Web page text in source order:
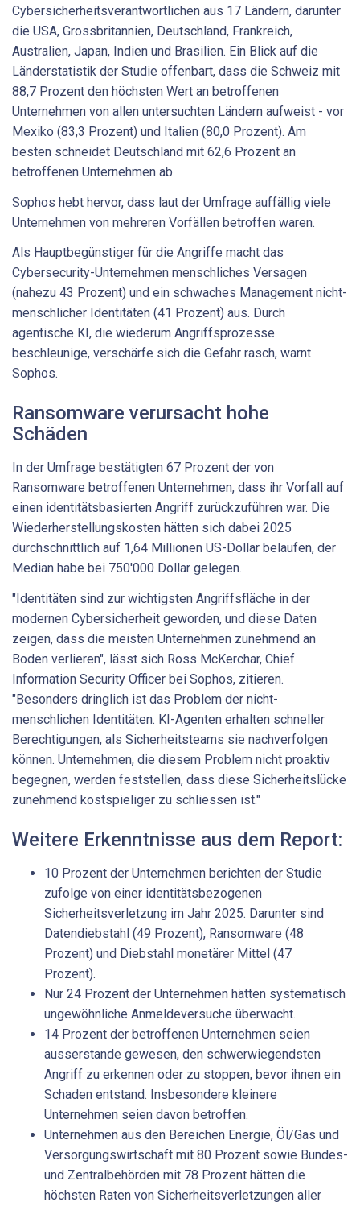
Cybersicherheitsverantwortlichen aus 17 Ländern, darunter
die USA, Grossbritannien, Deutschland, Frankreich,
Australien, Japan, Indien und Brasilien. Ein Blick auf die
Länderstatistik der Studie offenbart, dass die Schweiz mit
88,7 Prozent den höchsten Wert an betroffenen
Unternehmen von allen untersuchten Ländern aufweist - vor
Mexiko (83,3 Prozent) und Italien (80,0 Prozent). Am
besten schneidet Deutschland mit 62,6 Prozent an
betroffenen Unternehmen ab.
Sophos hebt hervor, dass laut der Umfrage auffällig viele
Unternehmen von mehreren Vorfällen betroffen waren.
Als Hauptbegünstiger für die Angriffe macht das
Cybersecurity-Unternehmen menschliches Versagen
(nahezu 43 Prozent) und ein schwaches Management nicht-
menschlicher Identitäten (41 Prozent) aus. Durch
agentische KI, die wiederum Angriffsprozesse
beschleunige, verschärfe sich die Gefahr rasch, warnt
Sophos.
Ransomware verursacht hohe
Schäden
In der Umfrage bestätigten 67 Prozent der von
Ransomware betroffenen Unternehmen, dass ihr Vorfall auf
einen identitätsbasierten Angriff zurückzuführen war. Die
Wiederherstellungskosten hätten sich dabei 2025
durchschnittlich auf 1,64 Millionen US-Dollar belaufen, der
Median habe bei 750'000 Dollar gelegen.
"Identitäten sind zur wichtigsten Angriffsfläche in der
modernen Cybersicherheit geworden, und diese Daten
zeigen, dass die meisten Unternehmen zunehmend an
Boden verlieren", lässt sich Ross McKerchar, Chief
Information Security Officer bei Sophos, zitieren.
"Besonders dringlich ist das Problem der nicht-
menschlichen Identitäten. KI-Agenten erhalten schneller
Berechtigungen, als Sicherheitsteams sie nachverfolgen
können. Unternehmen, die diesem Problem nicht proaktiv
begegnen, werden feststellen, dass diese Sicherheitslücke
zunehmend kostspieliger zu schliessen ist."
Weitere Erkenntnisse aus dem Report:
10 Prozent der Unternehmen berichten der Studie
zufolge von einer identitätsbezogenen
Sicherheitsverletzung im Jahr 2025. Darunter sind
Datendiebstahl (49 Prozent), Ransomware (48
Prozent) und Diebstahl monetärer Mittel (47
Prozent).
Nur 24 Prozent der Unternehmen hätten systematisch
ungewöhnliche Anmeldeversuche überwacht.
14 Prozent der betroffenen Unternehmen seien
ausserstande gewesen, den schwerwiegendsten
Angriff zu erkennen oder zu stoppen, bevor ihnen ein
Schaden entstand. Insbesondere kleinere
Unternehmen seien davon betroffen.
Unternehmen aus den Bereichen Energie, Öl/Gas und
Versorgungswirtschaft mit 80 Prozent sowie Bundes-
und Zentralbehörden mit 78 Prozent hätten die
höchsten Raten von Sicherheitsverletzungen aller